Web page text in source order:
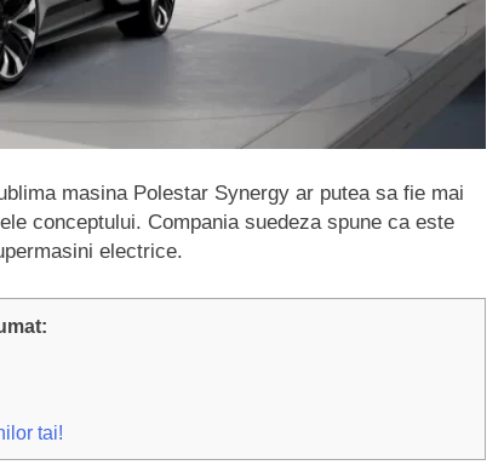
masina Polestar Synergy ar putea sa fie mai
conceptului. Compania suedeza spune ca este
electrice.
tai!